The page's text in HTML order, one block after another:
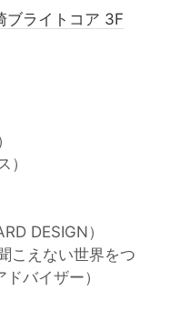
ブライトコア 3F
）
DESIGN）
こえない世界をつ
バイザー）